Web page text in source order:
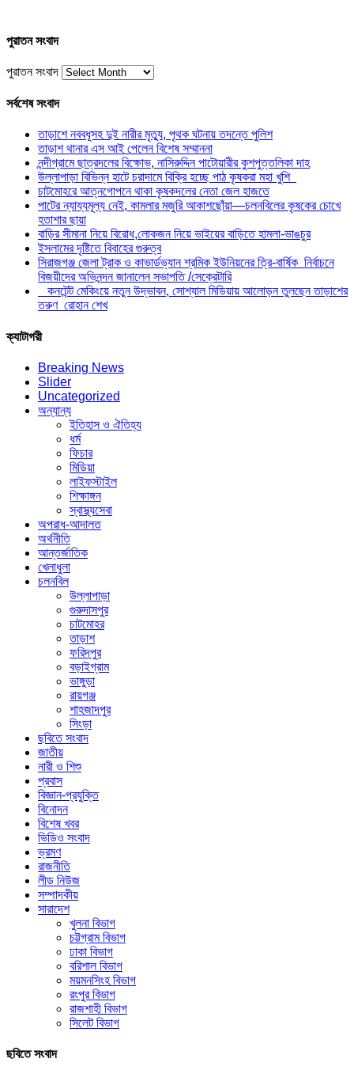
পুরাতন সংবাদ
পুরাতন সংবাদ
সর্বশেষ সংবাদ
তাড়াশে নববধূসহ দুই নারীর মৃত্যু, পৃথক ঘটনায় তদন্তে পুলিশ
তাড়াশ থানার এস আই পেলেন বিশেষ সম্মাননা
নন্দীগ্রামে ছাত্রদলের বিক্ষোভ, নাসিরুদ্দিন পাটোয়ারীর কুশপুত্তলিকা দাহ
উল্লাপাড়া বিভিন্ন হাটে চরাদামে বিক্রি হচ্ছে পাঠ কৃষকরা মহা খুশি
চাটমোহরে আত্নগোপনে থাকা কৃষকদলের নেতা জেল হাজতে
পাটের ন্যায্যমূল্য নেই, কামলার মজুরি আকাশছোঁয়া—চলনবিলের কৃষকের চোখে
হতাশার ছায়া
বাড়ির সীমানা নিয়ে বিরোধ,লোকজন নিয়ে ভাইয়ের বাড়িতে হামলা-ভাঙচুর
ইসলামের দৃষ্টিতে বিবাহের গুরুত্ব
সিরাজগঞ্জ জেলা ট্রাক ও কাভার্ডভ্যান শ্রমিক ইউনিয়নের ত্রি-বার্ষিক নির্বাচনে
বিজয়ীদের অভিনন্দন জানালেন সভাপতি /সেক্রেটারি
কনটেন্ট মেকিংয়ে নতুন উদ্ভাবন, সোশ্যাল মিডিয়ায় আলোড়ন তুলছেন তাড়াশের
তরুণ রোহান শেখ
ক্যাটাগরী
Breaking News
Slider
Uncategorized
অন্যান্য
ইতিহাস ও ঐতিহ্য
ধর্ম
ফিচার
মিডিয়া
লাইফস্টাইল
শিক্ষাঙ্গন
স্বাস্থ্যসেবা
অপরাধ-আদালত
অর্থনীতি
আন্তর্জাতিক
খেলাধুলা
চলনবিল
উল্লাপাড়া
গুরুদাসপুর
চাটমোহর
তাড়াশ
ফরিদপুর
বড়াইগ্রাম
ভাঙ্গুড়া
রায়গঞ্জ
শাহজাদপুর
সিংড়া
ছবিতে সংবাদ
জাতীয়
নারী ও শিশু
প্রবাস
বিজ্ঞান-প্রযুক্তি
বিনোদন
বিশেষ খবর
ভিডিও সংবাদ
ভ্রমণ
রাজনীতি
লীড নিউজ
সম্পাদকীয়
সারাদেশ
খুলনা বিভাগ
চট্টগ্রাম বিভাগ
ঢাকা বিভাগ
বরিশাল বিভাগ
ময়মনসিংহ বিভাগ
রংপুর বিভাগ
রাজশাহী বিভাগ
সিলেট বিভাগ
ছবিতে সংবাদ